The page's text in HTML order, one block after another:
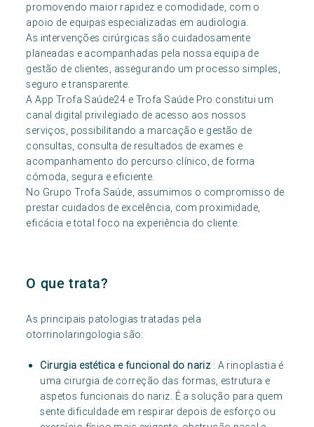
promovendo maior rapidez e comodidade, com o
apoio de equipas especializadas em audiologia.
As intervenções cirúrgicas são cuidadosamente
planeadas e acompanhadas pela nossa equipa de
gestão de clientes, assegurando um processo simples,
seguro e transparente.
A App Trofa Saúde24 e Trofa Saúde Pro constitui um
canal digital privilegiado de acesso aos nossos
serviços, possibilitando a marcação e gestão de
consultas, consulta de resultados de exames e
acompanhamento do percurso clínico, de forma
cómoda, segura e eficiente.
No Grupo Trofa Saúde, assumimos o compromisso de
prestar cuidados de excelência, com proximidade,
eficácia e total foco na experiência do cliente.
O que trata?
As principais patologias tratadas pela
otorrinolaringologia são:
Cirurgia estética e funcional do nariz: A rinoplastia é
uma cirurgia de correção das formas, estrutura e
aspetos funcionais do nariz. É a solução para quem
sente dificuldade em respirar depois de esforço ou